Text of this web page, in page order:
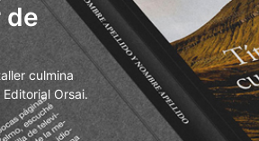
de
culmina
Orsai.